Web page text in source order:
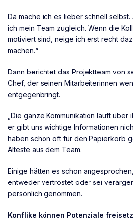
Da mache ich es lieber schnell
ich mein Team zugleich. Wenn die
motiviert sind, neige ich erst recht
machen.“
Dann berichtet das Projektteam von
Chef, der seinen Mitarbeiterinnen
entgegenbringt.
„Die ganze Kommunikation läuft über
er gibt uns wichtige Informationen
haben schon oft für den Papierkorb
Älteste aus dem Team.
Einige hätten es schon
entweder vertröstet oder sei
persönlich genommen.
Konflike können Potenziale